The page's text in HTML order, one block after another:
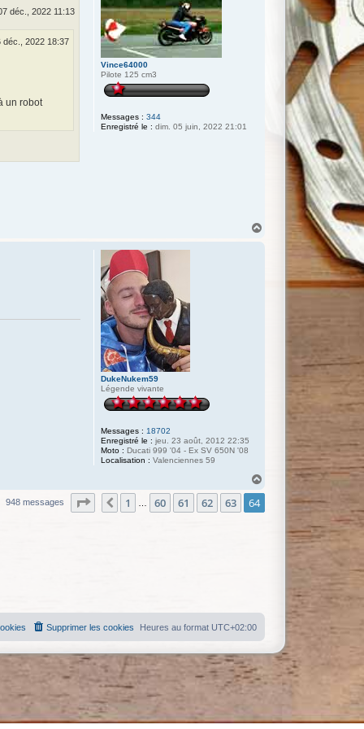
Vince64000
Pilote 125 cm3
Messages : 344
Enregistré le : dim. 05 juin, 2022 21:01
déc., 2022 11:13
déc., 2022 18:37
un robot
DukeNukem59
Légende vivante
Messages : 18702
Enregistré le : jeu. 23 août, 2012 22:35
Moto : Ducati 999 '04 - Ex SV 650N '08
Localisation : Valenciennes 59
t
948 messages Page 64 sur 64
Précédente
1 60 61 62 63 64
Heures au format UTC+02:00
Supprimer les cookies